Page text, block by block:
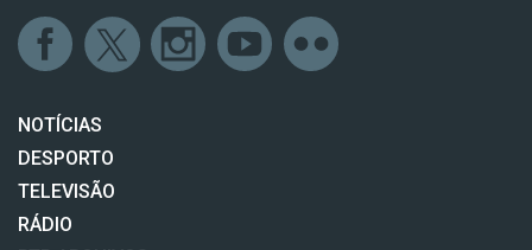
NOTÍCIAS
DESPORTO
TELEVISÃO
RÁDIO